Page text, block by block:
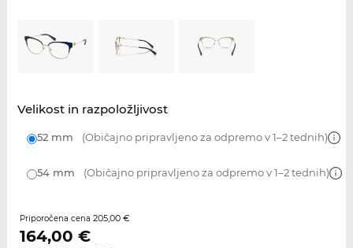
Velikost in razpoložljivost
52 mm (Običajno pripravljeno za odpremo v 1–2 tednih)
54 mm (Običajno pripravljeno za odpremo v 1–2 tednih)
Priporočena cena 205,00 €
164,00 €